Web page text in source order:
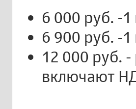
6 000 руб. -
6 900 руб. -
12 000 руб.
включают